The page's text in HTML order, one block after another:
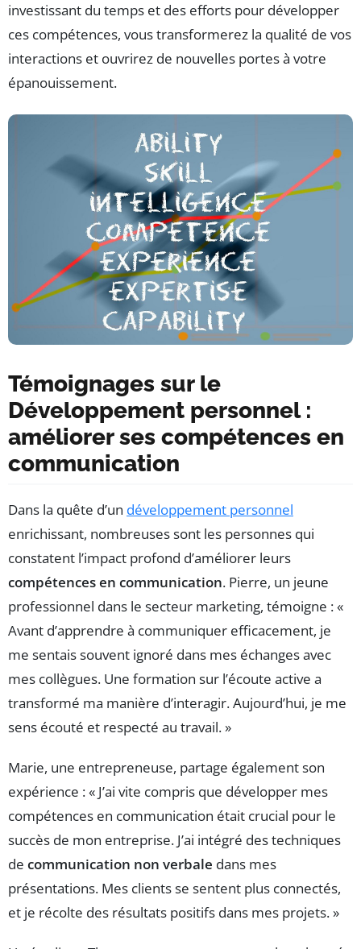
investissant du temps et des efforts pour développer
ces compétences, vous transformerez la qualité de vos
interactions et ouvrirez de nouvelles portes à votre
épanouissement.
Témoignages sur le
Développement personnel :
améliorer ses compétences en
communication
Dans la quête d’un développement personnel
enrichissant, nombreuses sont les personnes qui
constatent l’impact profond d’améliorer leurs
compétences en communication. Pierre, un jeune
professionnel dans le secteur marketing, témoigne : «
Avant d’apprendre à communiquer efficacement, je
me sentais souvent ignoré dans mes échanges avec
mes collègues. Une formation sur l’écoute active a
transformé ma manière d’interagir. Aujourd’hui, je me
sens écouté et respecté au travail. »
Marie, une entrepreneuse, partage également son
expérience : « J’ai vite compris que développer mes
compétences en communication était crucial pour le
succès de mon entreprise. J’ai intégré des techniques
de communication non verbale dans mes
présentations. Mes clients se sentent plus connectés,
et je récolte des résultats positifs dans mes projets. »